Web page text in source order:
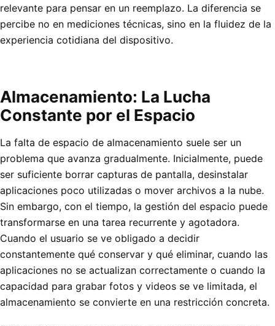
relevante para pensar en un reemplazo. La diferencia se
percibe no en mediciones técnicas, sino en la fluidez de la
experiencia cotidiana del dispositivo.
Almacenamiento: La Lucha
Constante por el Espacio
La falta de espacio de almacenamiento suele ser un
problema que avanza gradualmente. Inicialmente, puede
ser suficiente borrar capturas de pantalla, desinstalar
aplicaciones poco utilizadas o mover archivos a la nube.
Sin embargo, con el tiempo, la gestión del espacio puede
transformarse en una tarea recurrente y agotadora.
Cuando el usuario se ve obligado a decidir
constantemente qué conservar y qué eliminar, cuando las
aplicaciones no se actualizan correctamente o cuando la
capacidad para grabar fotos y videos se ve limitada, el
almacenamiento se convierte en una restricción concreta.